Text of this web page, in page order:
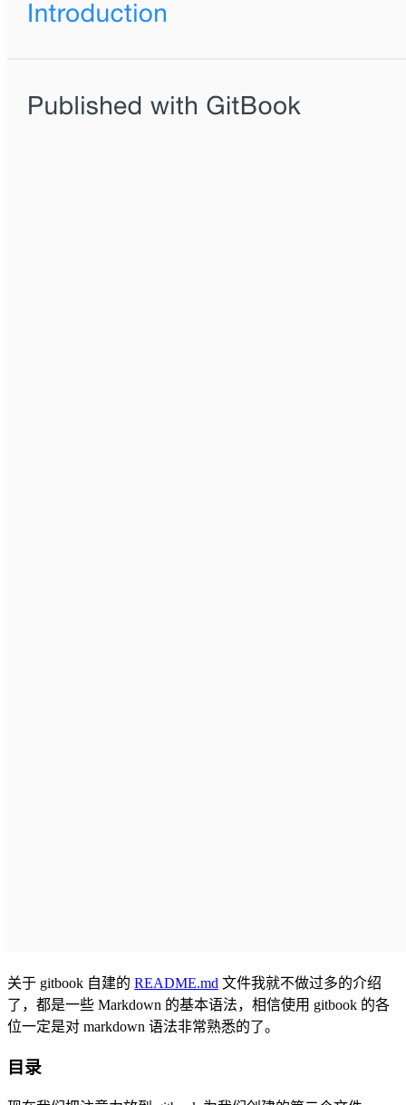
关于 gitbook 自建的 README.md 文件我就不做过多的介绍
了，都是一些 Markdown 的基本语法，相信使用 gitbook 的各
位一定是对 markdown 语法非常熟悉的了。
目录